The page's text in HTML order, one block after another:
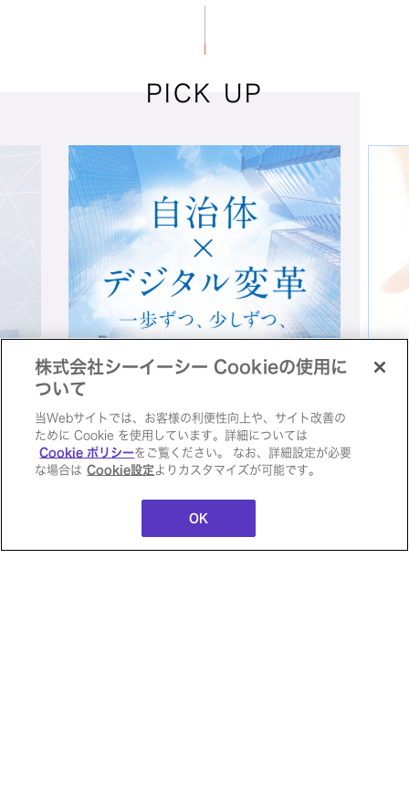
数種類のNG分類に挑戦。
WiseImaging
富山小林製薬株式会社 様
包装の検査における十年来の課題を解決す
るためにWiseImagingを導入。見逃し率
0％、過検出率2％を達成して、AI画像検査
をインライン化。目視検査員ゼロで量産対
PICK UP
シーイーシー公式Facebookペー
ジ
外部サイトに移動します
株式会社シーイーシー Cookieの使用に
ついて
当Webサイトでは、お客様の利便性向上や、サイト改善の
ために Cookie を使用しています。詳細については
Cookie ポリシーをご覧ください。 なお、詳細設定が必要
な場合は Cookie設定 よりカスタマイズが可能です。
OK